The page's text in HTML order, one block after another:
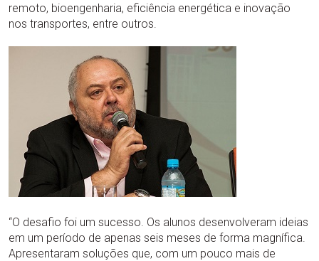
remoto, bioengenharia, eficiência energética e inovação
nos transportes, entre outros.
“O desafio foi um sucesso. Os alunos desenvolveram ideias
em um período de apenas seis meses de forma magnífica.
Apresentaram soluções que, com um pouco mais de